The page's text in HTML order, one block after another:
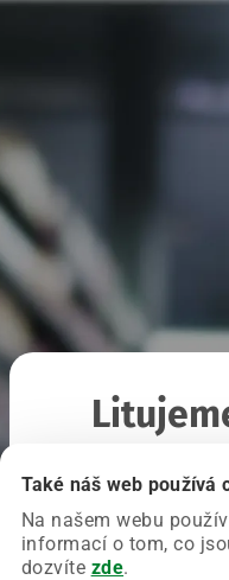
Také náš web používá
Na našem webu
informací o tom, co
dozvíte zde.
Chyba nastala na
Zkuste prosím